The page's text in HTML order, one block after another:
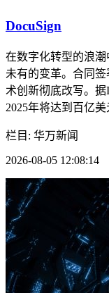
DocuSign
在数字化转型的浪
未有的变革。合同
术创新彻底改写。
2025年将达到百亿
栏目: 华万新闻
2026-08-05 12:08:14